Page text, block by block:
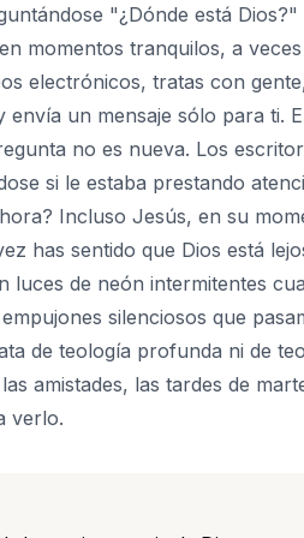
"¿Dónde está
momentos tranquilos, a
electrónicos, tratas con
envía un mensaje sólo para ti.
no es nueva. Los
si le estaba prestando
Incluso Jesús, en su
has sentido que Dios está
luces de neón intermitentes
silenciosos que
de teología profunda ni de
amistades, las tardes de
verlo.